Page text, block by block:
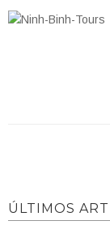
ÚLTIMOS